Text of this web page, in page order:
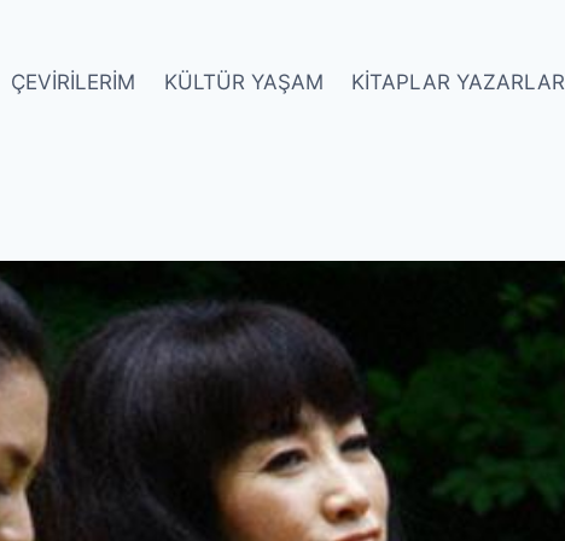
ÇEVIRILERIM KÜLTÜR YAŞAM KITAPLAR YAZARLAR